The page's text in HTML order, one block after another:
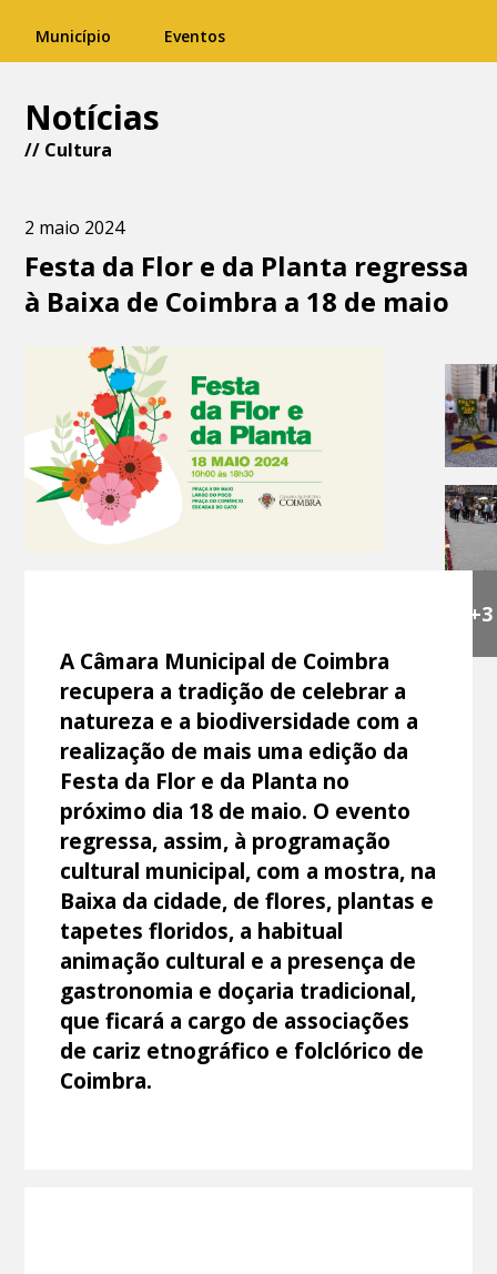
Município Eventos
Notícias
// Cultura
2 maio 2024
Festa da Flor e da Planta regressa
à Baixa de Coimbra a 18 de maio
+3
A Câmara Municipal de Coimbra
recupera a tradição de celebrar a
natureza e a biodiversidade com a
realização de mais uma edição da
Festa da Flor e da Planta no
próximo dia 18 de maio. O evento
regressa, assim, à programação
cultural municipal, com a mostra, na
Baixa da cidade, de flores, plantas e
tapetes floridos, a habitual
animação cultural e a presença de
gastronomia e doçaria tradicional,
que ficará a cargo de associações
de cariz etnográfico e folclórico de
Coimbra.